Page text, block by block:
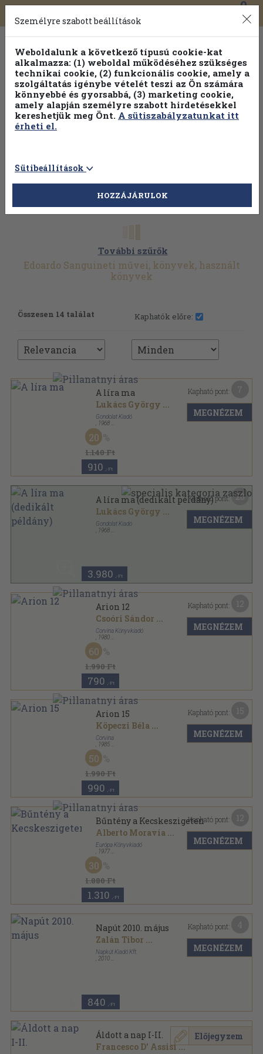
Toggle
navigation
0
További szűrők
Edoardo Sanguineti művei, könyvek, használt
könyvek
Összesen 14 találat Kaphatók előre:
A líra ma
Lukács György ...
Gondolat Kiadó
1968
Vászon
1.140 Ft
20
910 ,-Ft
Kapható pont:
MEGNÉZEM
A líra ma (dedikált példány)
Lukács György ...
Gondolat Kiadó
1968
3.980 ,-Ft
Kapható pont: 20
MEGNÉZEM
Arion 12
Csoóri Sándor ...
Corvina Könyvkiadó
1980
Fűzött papírkötés
Arion sorozat
1.990 Ft
60
790 ,-Ft
Kapható pont:
MEGNÉZEM
Arion 15
Köpeczi Béla ...
Corvina
1985
Fűzött papírkötés
Arion sorozat
1.990 Ft
50
990 ,-Ft
Kapható pont:
MEGNÉZEM
Bűntény a Kecskeszigeten
Alberto Moravia ...
Európa Könyvkiadó
1977
Vászon
1.880 Ft
30
1.310 ,-Ft
Kapható pont:
MEGNÉZEM
Napút 2010. május
Zalán Tibor ...
Napkút Kiadó Kft.
2010
840 ,-Ft
Kapható pont:
MEGNÉZEM
Áldott a nap I-II.
Francesco D' Assisi...
Előjegyzem
Személyre szabott beállítások
Weboldalunk a következő típusú cookie-kat
alkalmazza: (1) weboldal működéséhez szükséges
technikai cookie, (2) funkcionális cookie, amely a
szolgáltatás igénybe vételét teszi az Ön számára
könnyebbé és gyorsabbá, (3) marketing cookie,
amely alapján személyre szabott hirdetésekkel
kereshetjük meg Önt. A sütiszabályzatunkat itt
érheti el.
Sütibeállítások
HOZZÁJÁRULOK